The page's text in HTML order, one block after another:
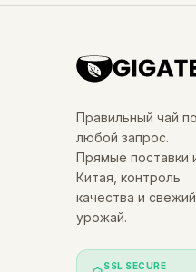
Правильный чай
любой запрос.
Прямые поставки
Китая, контроль
качества и свежий
урожай.
SSL SECURE